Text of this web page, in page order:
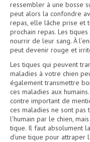
ressembler à une bosse
peut alors la confondre
repas, elle lâche prise et
prochain repas. Les
nourrir de leur sang. À
peut devenir rouge et
Les tiques qui peuvent
maladies à votre chien
également transmettre
ces maladies aux
contre important de
ces maladies ne sont pas
l’humain par le chien,
tique. Il faut absolument
d’une tique pour attraper